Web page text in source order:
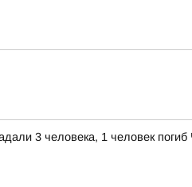
3 человека, 1 человек погиб